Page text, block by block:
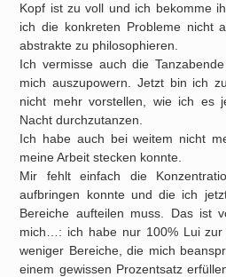
Kopf ist zu voll und ich bekomme
ich die konkreten Probleme nicht
abstrakte zu philosophieren.
Ich vermisse auch die
mich auszupowern. Jetzt bin ich
nicht mehr vorstellen, wie ich es
Nacht durchzutanzen.
Ich habe auch bei weitem nicht
meine Arbeit stecken konnte.
Mir fehlt einfach die
aufbringen konnte und die ich
Bereiche aufteilen muss. Das ist
mich…: ich habe nur 100% Lui zur
weniger Bereiche, die mich
einem gewissen Prozentsatz